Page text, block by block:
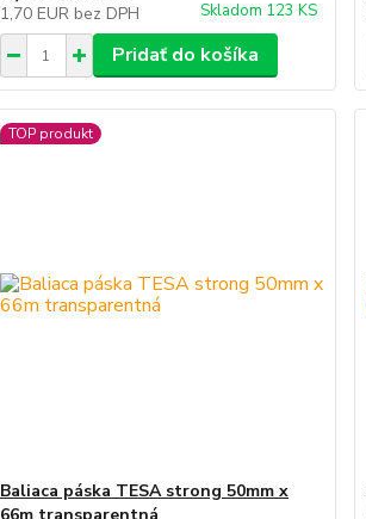
1,70 EUR bez DPH Skladom 123 KS
Pridať do košíka
TOP produkt
Baliaca páska TESA strong 50mm x